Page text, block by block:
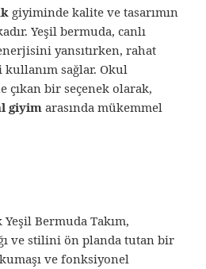
giyiminde kalite ve tasarımın
Yeşil bermuda, canlı
yansıtırken, rahat
sağlar. Okul
çıkan bir seçenek olarak,
giyimarasında mükemmel
Bermuda Takım,
ve stilini ön planda tutan bir
ve fonksiyonel